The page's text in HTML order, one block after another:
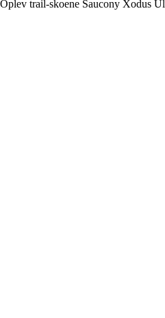
Oplev trail-skoene Saucony Xodus